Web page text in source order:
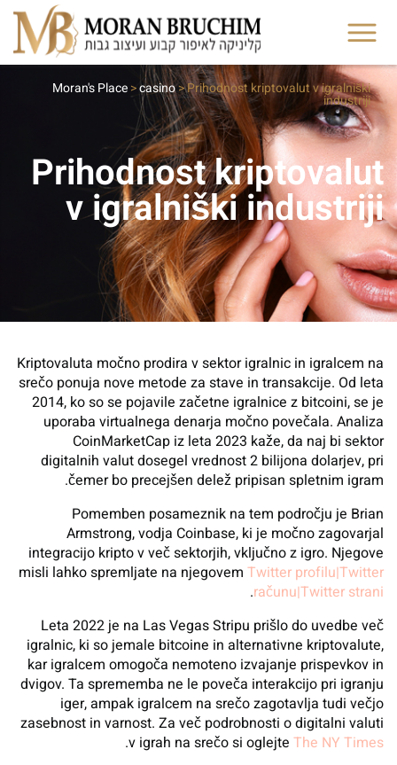
Moran's Place>casino>Prihodnost kriptovalut v igralniški
industriji
Prihodnost kriptovalut
v igralniški industriji
Kriptovaluta močno prodira v sektor igralnic in igralcem na
srečo ponuja nove metode za stave in transakcije. Od leta
2014, ko so se pojavile začetne igralnice z bitcoini, se je
uporaba virtualnega denarja močno povečala. Analiza
CoinMarketCap iz leta 2023 kaže, da naj bi sektor
digitalnih valut dosegel vrednost 2 bilijona dolarjev, pri
čemer bo precejšen delež pripisan spletnim igram.
Pomemben posameznik na tem področju je Brian
Armstrong, vodja Coinbase, ki je močno zagovarjal
integracijo kripto v več sektorjih, vključno z igro. Njegove
misli lahko spremljate na njegovem Twitter profilu|Twitter
računu|Twitter strani
.
Leta 2022 je na Las Vegas Stripu prišlo do uvedbe več
igralnic, ki so jemale bitcoine in alternativne kriptovalute,
kar igralcem omogoča nemoteno izvajanje prispevkov in
dvigov. Ta sprememba ne le poveča interakcijo pri igranju
iger, ampak igralcem na srečo zagotavlja tudi večjo
zasebnost in varnost. Za več podrobnosti o digitalni valuti
v igrah na srečo si oglejte The NY Times
.